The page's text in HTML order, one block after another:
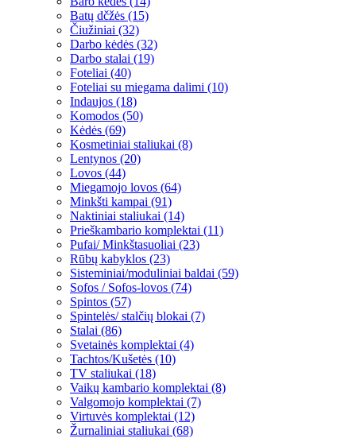
Batų dčžės (15)
Čiužiniai (32)
Darbo kėdės (32)
Darbo stalai (19)
Foteliai (40)
Foteliai su miegama dalimi (10)
Indaujos (18)
Komodos (50)
Kėdės (69)
Kosmetiniai staliukai (8)
Lentynos (20)
Lovos (44)
Miegamojo lovos (64)
Minkšti kampai (91)
Naktiniai staliukai (14)
Prieškambario komplektai (11)
Pufai/ Minkštasuoliai (23)
Rūbų kabyklos (23)
Sisteminiai/moduliniai baldai (59)
Sofos / Sofos-lovos (74)
Spintos (57)
Spintelės/ stalčių blokai (7)
Stalai (86)
Svetainės komplektai (4)
Tachtos/Kušetės (10)
TV staliukai (18)
Vaikų kambario komplektai (8)
Valgomojo komplektai (7)
Virtuvės komplektai (12)
Žurnaliniai staliukai (68)